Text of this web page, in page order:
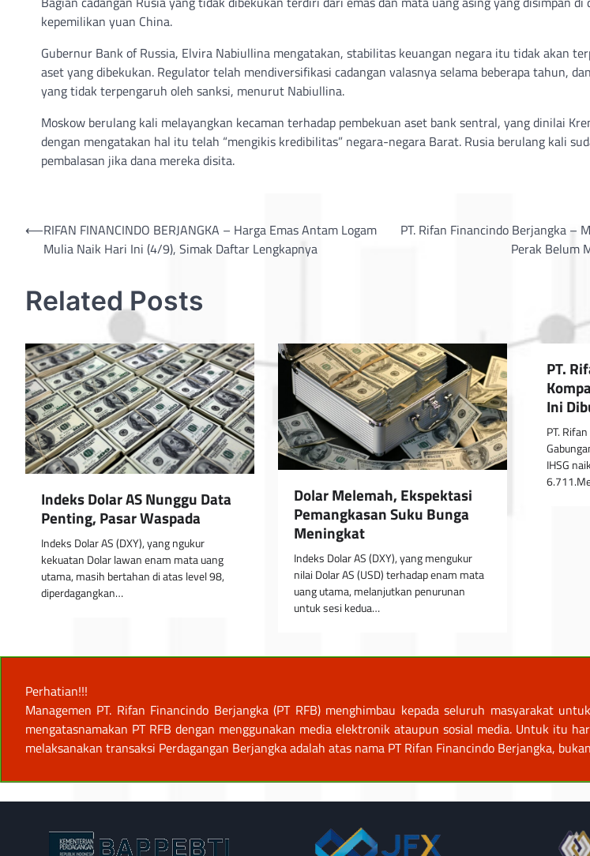
kepemilikan yuan China.
Gubernur Bank of Russia, Elvira Nabiullina mengatakan, stabilitas keuangan negara itu tidak akan
aset yang dibekukan. Regulator telah mendiversifikasi cadangan valasnya selama beberapa tahun,
yang tidak terpengaruh oleh sanksi, menurut Nabiullina.
Moskow berulang kali melayangkan kecaman terhadap pembekuan aset bank sentral, yang dinilai
dengan mengatakan hal itu telah “mengikis kredibilitas” negara-negara Barat. Rusia berulang kali
pembalasan jika dana mereka disita.
Post
navigation
⟵RIFAN FINANCINDO BERJANGKA – Harga Emas Antam Logam
Mulia Naik Hari Ini (4/9), Simak Daftar Lengkapnya
PT. Rifan Financindo Berjangka –
Perak Belum
Related Posts
Indeks Dolar AS Nunggu Data
Penting, Pasar Waspada
Indeks Dolar AS (DXY), yang ngukur
kekuatan Dolar lawan enam mata uang
utama, masih bertahan di atas level 98,
diperdagangkan…
Dolar Melemah, Ekspektasi
Pemangkasan Suku Bunga
Meningkat
Indeks Dolar AS (DXY), yang mengukur
nilai Dolar AS (USD) terhadap enam mata
uang utama, melanjutkan penurunan
untuk sesi kedua…
PT.
Ini
PT.
IHSG
Perhatian!!!
Managemen PT. Rifan Financindo Berjangka (PT RFB) menghimbau kepada seluruh masyarakat
mengatasnamakan PT RFB dengan menggunakan media elektronik ataupun sosial media. Untuk itu
melaksanakan transaksi Perdagangan Berjangka adalah atas nama PT Rifan Financindo Berjangka,